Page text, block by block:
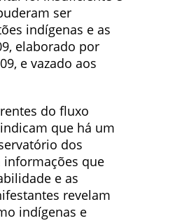
ser
indígenas e as
elaborado por
e vazado aos
do fluxo
que há um
dos
informações que
e as
revelam
indígenas e